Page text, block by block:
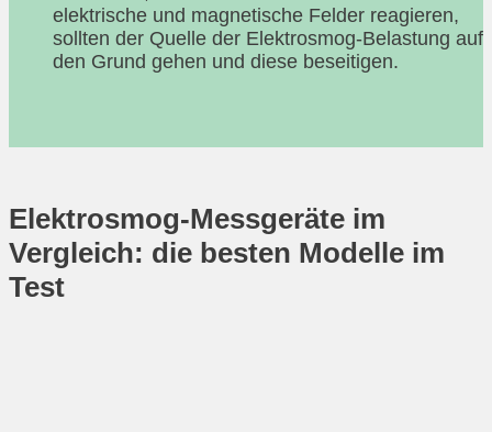
elektrische und magnetische Felder reagieren,
sollten der Quelle der Elektrosmog-Belastung auf
den Grund gehen und diese beseitigen.
Elektrosmog-Messgeräte im
Vergleich: die besten Modelle im
Test